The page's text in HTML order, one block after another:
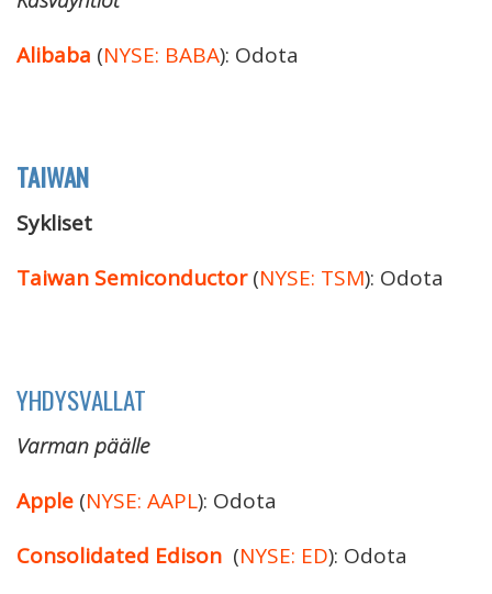
Alibaba (NYSE: BABA): Odota
TAIWAN
Sykliset
Taiwan Semiconductor (NYSE: TSM): Odota
YHDYSVALLAT
Varman päälle
Apple (NYSE: AAPL): Odota
Consolidated Edison (NYSE: ED): Odota